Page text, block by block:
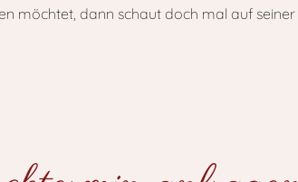
möchtet, dann schaut doch mal auf seiner